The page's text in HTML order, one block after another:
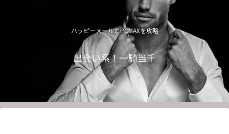
ハッピーメールとPCMAXを攻略
出会い系！一騎当千